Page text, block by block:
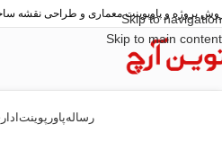
Skip to navigation
Skip to main content
پروژه و پاوپوینت معماری و طراحی نقشه
رسالهپاورپوینت